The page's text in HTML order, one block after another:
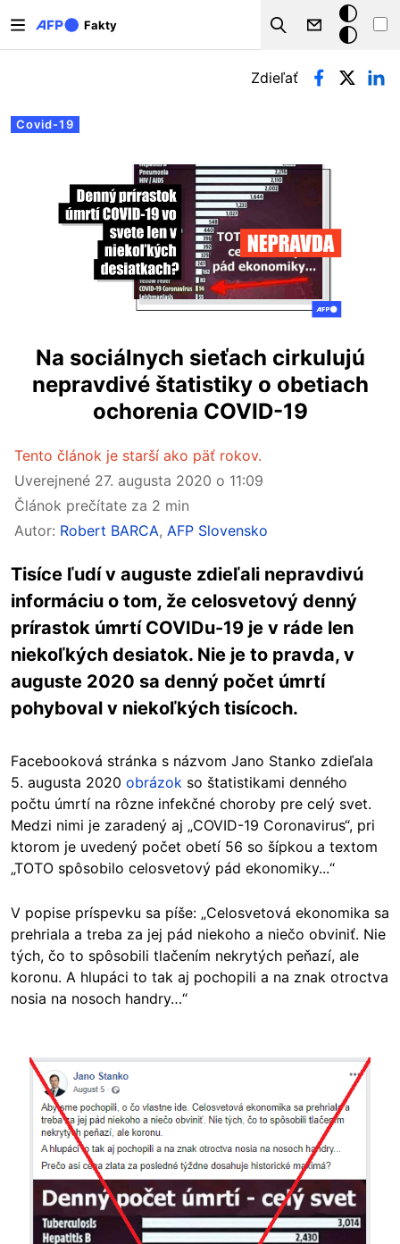
Fakty
Search
Tmavý
režim
Primárne karty
Covid-19
Zdieľať
Na sociálnych sieťach cirkulujú
nepravdivé štatistiky o obetiach
ochorenia COVID-19
Tento článok je starší ako päť rokov.
Uverejnené 27. augusta 2020 o 11:09
Článok prečítate za 2 min
Autor: Robert BARCA, AFP Slovensko
Tisíce ľudí v auguste zdieľali nepravdivú
informáciu o tom, že celosvetový denný
prírastok úmrtí COVIDu-19 je v ráde len
niekoľkých desiatok. Nie je to pravda, v
auguste 2020 sa denný počet úmrtí
pohyboval v niekoľkých tisícoch.
Facebooková stránka s názvom Jano Stanko zdieľala
5. augusta 2020 obrázok so štatistikami denného
počtu úmrtí na rôzne infekčné choroby pre celý svet.
Medzi nimi je zaradený aj „COVID-19 Coronavirus“, pri
ktorom je uvedený počet obetí 56 so šípkou a textom
„TOTO spôsobilo celosvetový pád ekonomiky...“
V popise príspevku sa píše: „Celosvetová ekonomika sa
prehriala a treba za jej pád niekoho a niečo obviniť. Nie
tých, čo to spôsobili tlačením nekrytých peňazí, ale
koronu. A hlupáci to tak aj pochopili a na znak otroctva
nosia na nosoch handry…“
Image